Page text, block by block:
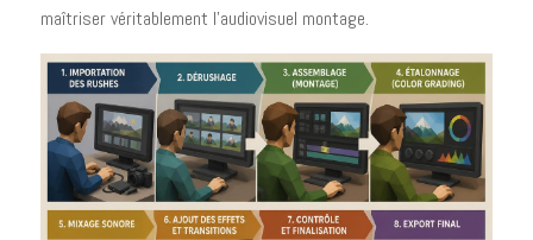
maîtriser véritablement l'audiovisuel montage.